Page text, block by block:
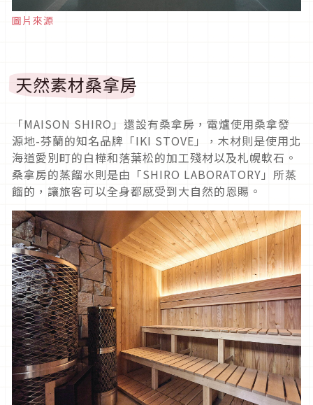
圖片來源
天然素材桑拿房
「MAISON SHIRO」還設有桑拿房，電爐使用桑拿發
源地-芬蘭的知名品牌「IKI STOVE」，木材則是使用北
海道愛別町的白樺和落葉松的加工殘材以及札幌軟石。
桑拿房的蒸餾水則是由「SHIRO LABORATORY」所蒸
餾的，讓旅客可以全身都感受到大自然的恩賜。